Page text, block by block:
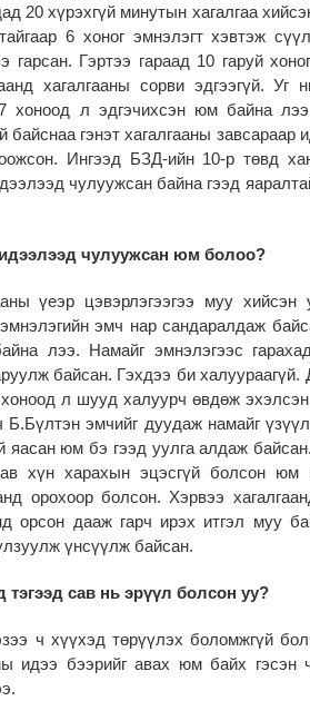
20 хүрэхгүй минутын хагалгаа
6 хоног эмнэлэгт хэвтэж
гарсан. Гэртээ гараад 10 гаруй
хагалгааны сорви эдгээгүй. Уг
хоноод л эдгэчихсэн юм байна
байснаа гэнэт хагалгааны
Ингээд БЗД-ийн 10-р төвд
чулуужсан байна гээд
чулуужсан юм болоо?
үеэр цэвэрлэгээгээ муу
эмч нар сандаралдаж
лээ. Намайг эмнэлэгээс
байсан. Гэхдээ би халуураагүй.
л шууд халуурч өвдөж
Б.Бүлтэн эмчийг дуудаж намайг
яасан юм бэ гээд уулга алдаж
хүн харахын эцэсгүй болсон
орохоор болсон. Хэрвээ
орсон дааж гарч ирэх итгэл муу
үнсүүлж байсан.
тэгээд сав нь эрүүл болсон уу?
ч хүүхэд төрүүлэх боломжгүй
идээ бээрийг авах юм байх гэсэн